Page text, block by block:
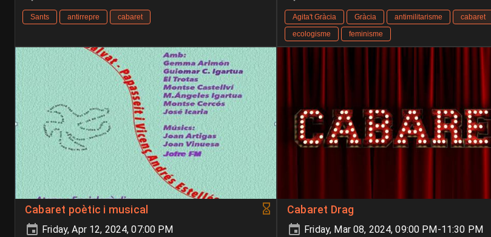
Sants antirrepre cabaret Agita't Gràcia Gràcia antimilitarisme
cabaret
ecologisme
feminisme
Cabaret poètic i musical
Friday, Apr 12, 2024, 07:00 PM
Cabaret Drag
Friday, Mar 08, 2024, 09:00 PM-11:30 PM